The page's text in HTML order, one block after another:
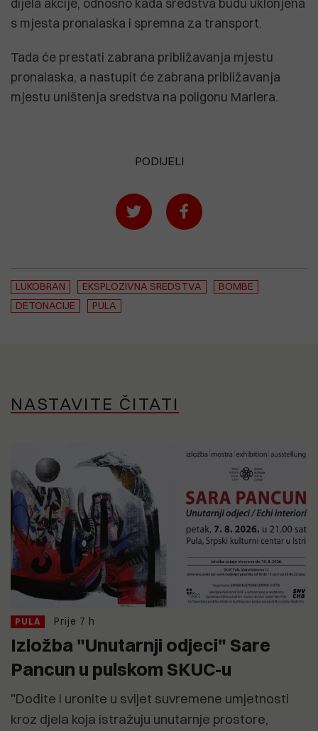
dijela akcije, odnosno kada sredstva budu uklonjena
s mjesta pronalaska i spremna za transport.
Tada će prestati zabrana približavanja mjestu
pronalaska, a nastupit će zabrana približavanja
mjestu uništenja sredstva na poligonu Marlera.
PODIJELI
LUKOBRAN EKSPLOZIVNA SREDSTVA
BOMBE
DETONACIJE
PULA
NASTAVITE ČITATI
PULA Prije 7 h
Izložba "Unutarnji odjeci" Sare
Pancun u pulskom SKUC-u
"Dođite i uronite u svijet suvremene umjetnosti
kroz djela koja istražuju unutarnje prostore,